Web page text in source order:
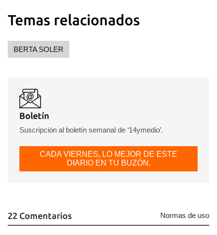
Temas relacionados
BERTA SOLER
Boletín
Suscripción al boletín semanal de ‘14ymedio’.
CADA VIERNES, LO MEJOR DE ESTE
DIARIO EN TU BUZÓN.
22 Comentarios Normas de uso